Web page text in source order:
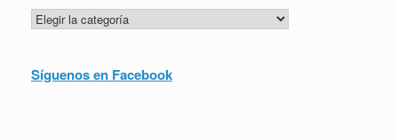
Categorías
Síguenos en Facebook